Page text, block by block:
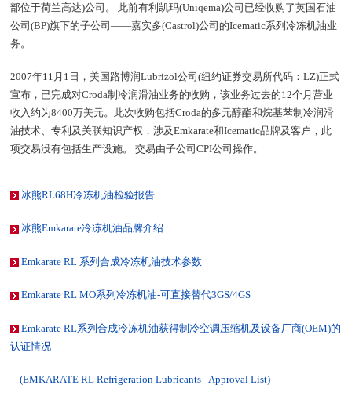
部位于荷兰高达)公司。 此前有利凯玛(Uniqema)公司已经收购了英国石油
公司(BP)旗下的子公司——嘉实多(Castrol)公司的Icematic系列冷冻机油业
务。
2007年11月1日，美国路博润Lubrizol公司(纽约证券交易所代码：LZ)正式
宣布，已完成对Croda制冷润滑油业务的收购，该业务过去的12个月营业
收入约为8400万美元。此次收购包括Croda的多元醇酯和烷基苯制冷润滑
油技术、专利及关联知识产权，涉及Emkarate和Icematic品牌及客户，此
项交易没有包括生产设施。 交易由子公司CPI公司操作。
冰熊RL68H冷冻机油检验报告
冰熊Emkarate冷冻机油品牌介绍
Emkarate RL 系列合成冷冻机油技术参数
Emkarate RL MO系列冷冻机油-可直接替代3GS/4GS
Emkarate RL系列合成冷冻机油获得制冷空调压缩机及设备厂商(OEM)的
认证情况
(EMKARATE RL Refrigeration Lubricants - Approval List)